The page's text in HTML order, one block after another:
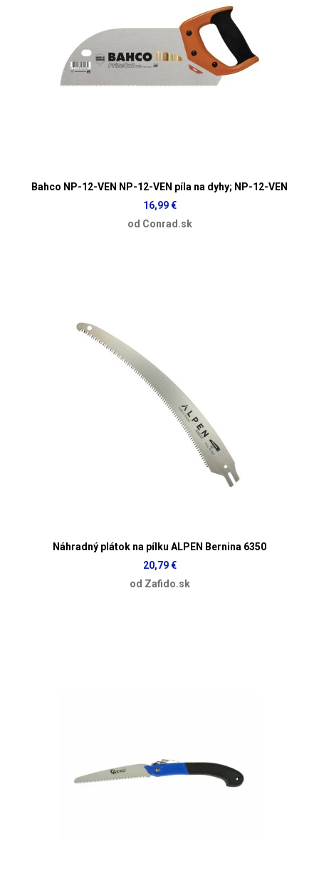
Bahco NP-12-VEN NP-12-VEN píla na dyhy; NP-12-VEN
16,99 €
od Conrad.sk
Náhradný plátok na pílku ALPEN Bernina 6350
20,79 €
od Zafido.sk